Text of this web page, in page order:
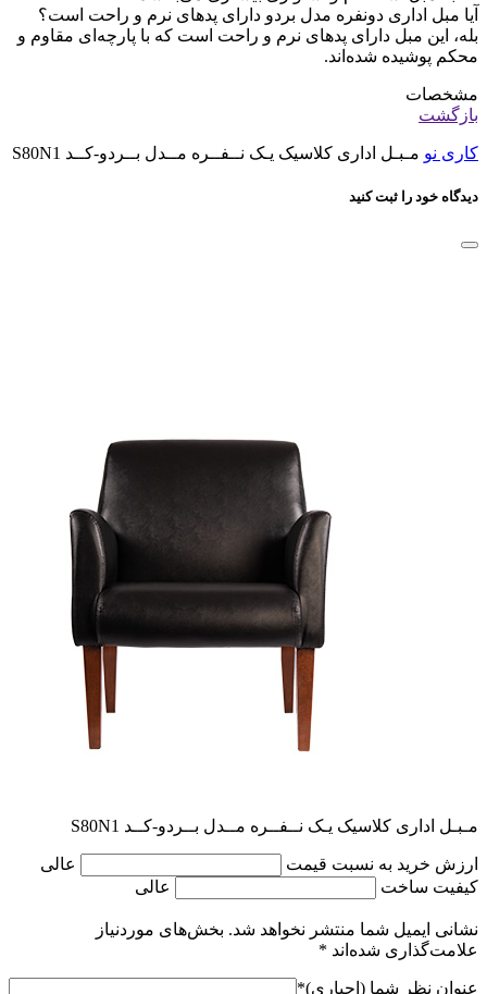
آیا مبل اداری دونفره مدل بردو دارای پد‌های نرم و راحت است؟
بله، این مبل دارای پد‌های نرم و راحت است که با پارچه‌ای مقاوم و
محکم پوشیده شده‌اند.
مشخصات
بازگشت
کاری نو مـبـل اداری کلاسیک یـک نــفــره مــدل بــردو-کــد S80N1
دیدگاه خود را ثبت کنید
مـبـل اداری کلاسیک یـک نــفــره مــدل بــردو-کــد S80N1
ارزش خرید به نسبت قیمت
عالی
کیفیت ساخت
عالی
نشانی ایمیل شما منتشر نخواهد شد. بخش‌های موردنیاز
علامت‌گذاری شده‌اند *
عنوان نظر شما (اجباری)*